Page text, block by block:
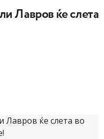
Лавров ќе слета